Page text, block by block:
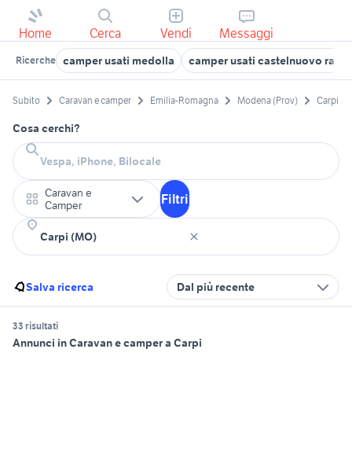
Home Cerca Vendi Messaggi
Ricerche camper usati medolla camper usati castelnuovo
Subito Caravan e camper Emilia-Romagna Modena (Prov) Carpi
Cosa cerchi?
Caravan e
Camper
Filtri
Salva ricerca Dal più recente
33 risultati
Annunci in Caravan e camper a Carpi